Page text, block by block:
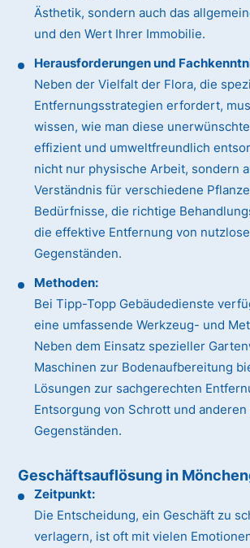
Ästhetik, sondern auch das
und den Wert Ihrer Immobilie.
Herausforderungen und
Neben der Vielfalt der Flora, die
Entfernungsstrategien erfordert,
wissen, wie man diese
effizient und umweltfreundlich
nicht nur physische Arbeit, sondern
Verständnis für verschiedene
Bedürfnisse, die richtige
die effektive Entfernung von
Gegenständen.
Methoden:
Bei Tipp-Topp Gebäudedienste
eine umfassende Werkzeug- und
Neben dem Einsatz spezieller
Maschinen zur Bodenaufbereitung
Lösungen zur sachgerechten
Entsorgung von Schrott und
Gegenständen.
Geschäftsauflösung in
Zeitpunkt:
Die Entscheidung, ein Geschäft zu
verlagern, ist oft mit vielen